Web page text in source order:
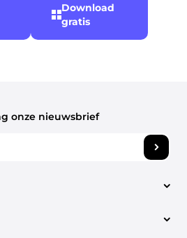
Download
gratis
onze nieuwsbrief